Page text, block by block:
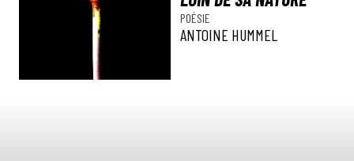
POÉSIE
ANTOINE HUMMEL